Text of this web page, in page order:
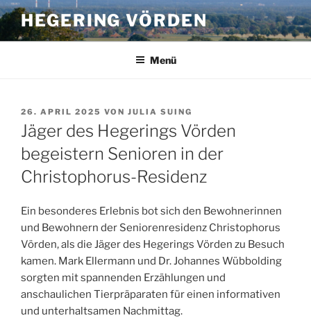
Zum
Inhalt
springen
HEGERING VÖRDEN
Menü
VERÖFFENTLICHT
AM
26. APRIL 2025 VON JULIA SUING
Jäger des Hegerings Vörden
begeistern Senioren in der
Christophorus-Residenz
Ein besonderes Erlebnis bot sich den Bewohnerinnen
und Bewohnern der Seniorenresidenz Christophorus
Vörden, als die Jäger des Hegerings Vörden zu Besuch
kamen. Mark Ellermann und Dr. Johannes Wübbolding
sorgten mit spannenden Erzählungen und
anschaulichen Tierpräparaten für einen informativen
und unterhaltsamen Nachmittag.